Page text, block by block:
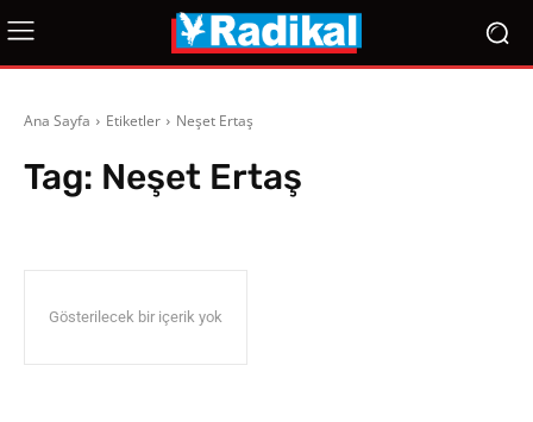
Ana Sayfa Etiketler Neşet Ertaş
Tag: Neşet Ertaş
Gösterilecek bir içerik yok